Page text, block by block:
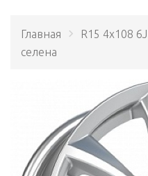
Главная
R15 4x108
селена